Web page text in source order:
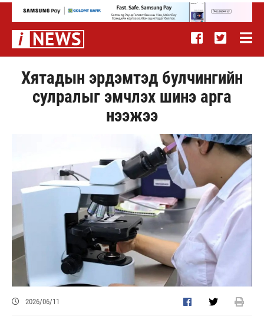
Хятадын эрдэмтэд булчингийн
сулралыг эмчлэх шинэ арга
нээжээ
2026/06/11